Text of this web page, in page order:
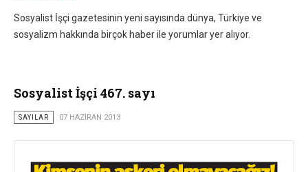
Sosyalist İşçi gazetesinin yeni sayısında dünya, Türkiye ve
sosyalizm hakkında birçok haber ile yorumlar yer alıyor.
Sosyalist İşçi 467. sayı
SAYILAR 07 HAZIRAN 2013